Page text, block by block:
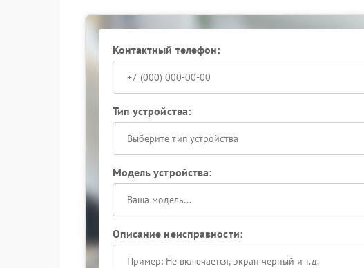
Контактный телефон:
Тип устройства:
Выберите тип устройства
Модель устройства:
Описание неисправности: